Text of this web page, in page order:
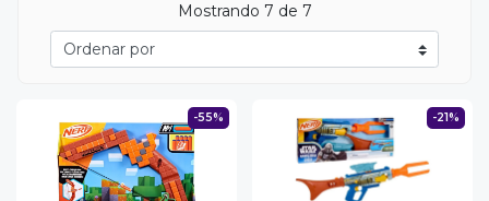
Mostrando 7 de 7
-55% -21%